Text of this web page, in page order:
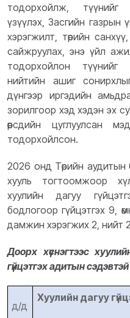
тодорхойлж, түүнийг
үзүүлэх, Засгийн газрын
хэрэгжилт, төрийн санхүү,
сайжруулах, энэ үйл
тодорхойлон түүнийг
нийтийн ашиг
дүнгээр иргэдийн
зорилгоор хэд хэдэн эх
өөрсдийн цуглуулсан
тодорхойлсон.
2026 онд Төрийн аудитын
хууль тогтоомжоор
хуулийн дагуу
бодлогоор гүйцэтгэх 9,
дамжин хэрэгжих 2, нийт
Доорх хүснэгтээс
гүйцэтгэх адитын
д/д
Хуулийн дагуу